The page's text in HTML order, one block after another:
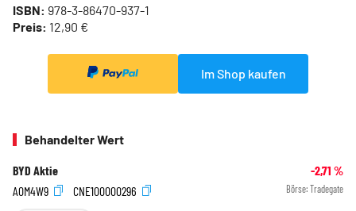
ISBN: 978-3-86470-937-1
Preis: 12,90 €
Im Shop kaufen
Behandelter Wert
BYD Aktie -2,71 %
A0M4W9
CNE100000296 Börse: Tradegate